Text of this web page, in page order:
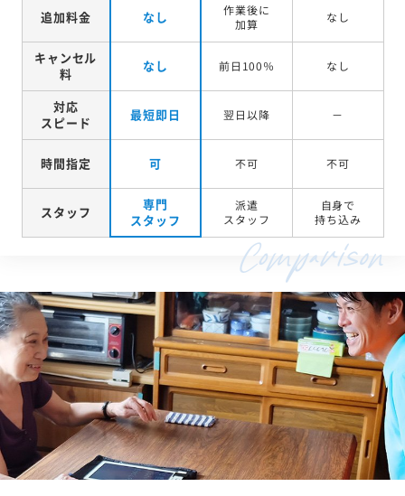
追加料金 なし
作業後に
加算
なし
キャンセル
料
なし 前日100％ なし
対応
スピード
最短即日 翌日以降 －
時間指定 可 不可 不可
スタッフ
専門
スタッフ
派遣
スタッフ
自身で
持ち込み